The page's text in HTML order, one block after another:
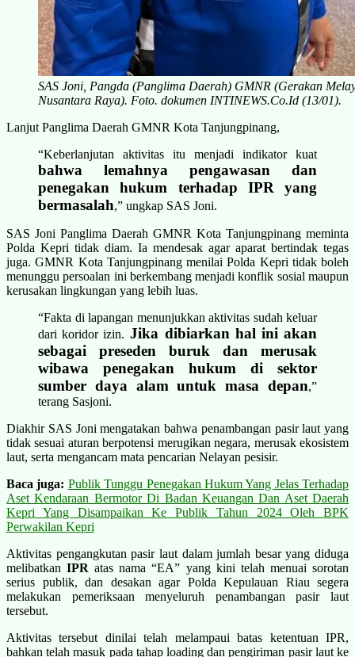
SAS Joni, Pangda (Panglima Daerah) GMNR (Gerakan
Nusantara Raya). Foto. dokumen INTINEWS.Co.Id (13/01).
Lanjut Panglima Daerah GMNR Kota Tanjungpinang,
“Keberlanjutan aktivitas itu menjadi indikator kuat
bahwa lemahnya pengawasan dan
penegakan hukum terhadap IPR yang
bermasalah,” ungkap SAS Joni.
SAS Joni Panglima Daerah GMNR Kota Tanjungpinang meminta
Polda Kepri tidak diam. Ia mendesak agar aparat bertindak tegas
juga. GMNR Kota Tanjungpinang menilai Polda Kepri tidak boleh
menunggu persoalan ini berkembang menjadi konflik sosial maupun
kerusakan lingkungan yang lebih luas.
“Fakta di lapangan menunjukkan aktivitas sudah keluar
dari koridor izin. Jika dibiarkan hal ini akan
sebagai preseden buruk dan merusak
wibawa penegakan hukum di sektor
sumber daya alam untuk masa depan,”
terang Sasjoni.
Diakhir SAS Joni mengatakan bahwa penambangan pasir laut yang
tidak sesuai aturan berpotensi merugikan negara, merusak ekosistem
laut, serta mengancam mata pencarian Nelayan pesisir.
Baca juga: Publik Tunggu Penegakan Hukum Yang Jelas Terhadap
Aset Kendaraan Bermotor Di Badan Keuangan Dan Aset Daerah
Kepri Yang Disampaikan Ke Publik Tahun 2024 Oleh BPK
Perwakilan Kepri
Aktivitas pengangkutan pasir laut dalam jumlah besar yang diduga
melibatkanIPRatas nama “EA” yang kini telah menuai sorotan
serius publik, dan desakan agar Polda Kepulauan Riau segera
melakukan pemeriksaan menyeluruh penambangan pasir laut
tersebut.
Aktivitas tersebut dinilai telah melampaui batas ketentuan IPR,
bahkan telah masuk pada tahap loading dan pengiriman pasir laut ke